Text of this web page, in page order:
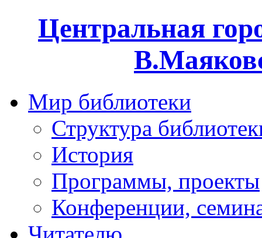
Центральная
Мир библиотеки
Структура
История
Программы, проекты
Конференции,